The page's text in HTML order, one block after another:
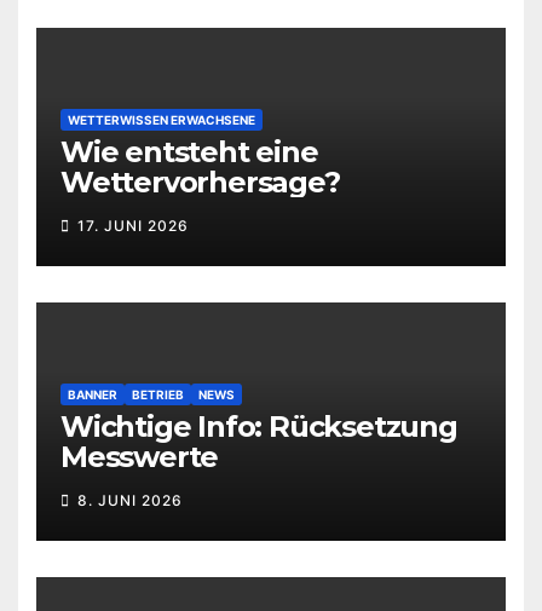
WETTERWISSEN ERWACHSENE
Wie entsteht eine
Wettervorhersage?
17. JUNI 2026
BANNER BETRIEB NEWS
Wichtige Info: Rücksetzung
Messwerte
8. JUNI 2026